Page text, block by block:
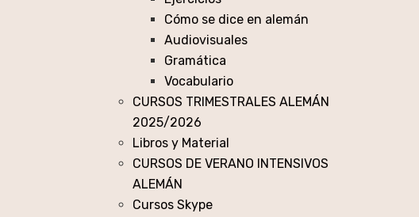
Cómo se dice en alemán
Audiovisuales
Gramática
Vocabulario
CURSOS TRIMESTRALES ALEMÁN
2025/2026
Libros y Material
CURSOS DE VERANO INTENSIVOS
ALEMÁN
Cursos Skype